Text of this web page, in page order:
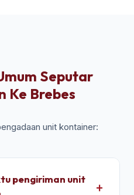
Seputar
Ke Brebes
unit kontainer:
pengiriman unit